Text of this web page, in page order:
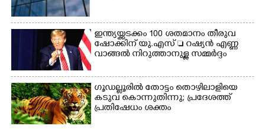
ഇന്ത്യയ്ക്കടക്കം 100 ശതമാനം തീരുവ
ഷോക്കിന് യു.എസ്  റഷ്യൻ എണ്ണ
വാങ്ങൽ നിറുത്താനുള്ള സമ്മർദ്ദം
ഗൂഡല്ലൂരിൽ തോട്ടം തൊഴിലാളിയെ
കടുവ കൊന്നുതിന്നു; പ്രദേശത്ത്
പ്രതിഷേധം ശക്തം